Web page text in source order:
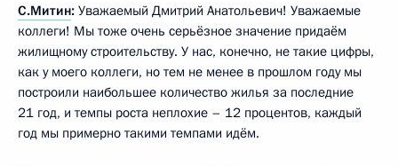
С.Митин: Уважаемый Дмитрий Анатольевич! Уважаемые
коллеги! Мы тоже очень серьёзное значение придаём
жилищному строительству. У нас, конечно, не такие цифры,
как у моего коллеги, но тем не менее в прошлом году мы
построили наибольшее количество жилья за последние
21 год, и темпы роста неплохие – 12 процентов, каждый
год мы примерно такими темпами идём.